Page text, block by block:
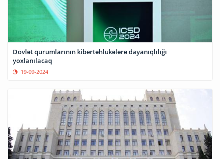
Dövlət qurumlarının kibertəhlükələrə dayanıqlılığı
yoxlanılacaq
19-09-2024